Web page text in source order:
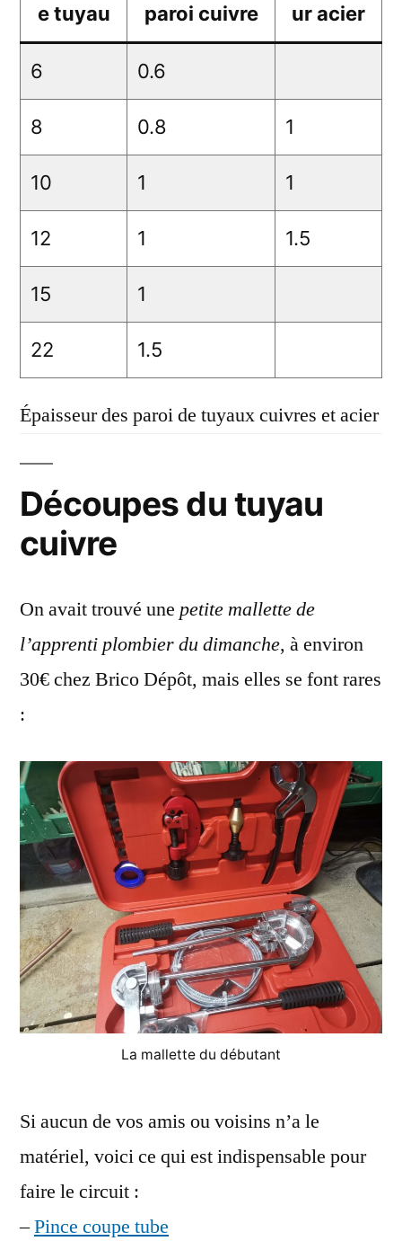
e tuyau
paroi cuivre
ur acier
6 0.6
8 0.8 1
10 1 1
12 1 1.5
15 1
22 1.5
Épaisseur des paroi de tuyaux cuivres et acier
Découpes du tuyau
cuivre
On avait trouvé une petite mallette de
l’apprenti plombier du dimanche, à environ
30€ chez Brico Dépôt, mais elles se font rares
:
La mallette du débutant
Si aucun de vos amis ou voisins n’a le
matériel, voici ce qui est indispensable pour
faire le circuit :
–Pince coupe tube